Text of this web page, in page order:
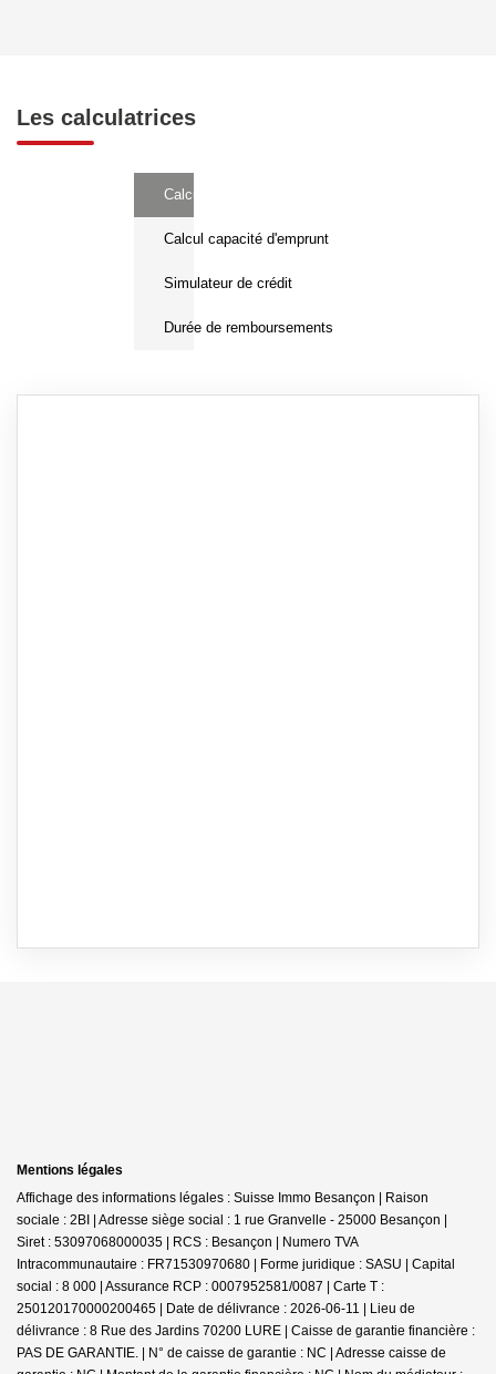
Les calculatrices
Calcul Frais de notaire
Calcul capacité d'emprunt
Simulateur de crédit
Durée de remboursements
Mentions légales
Affichage des informations légales : Suisse Immo Besançon | Raison
sociale : 2BI | Adresse siège social : 1 rue Granvelle - 25000 Besançon |
Siret : 53097068000035 | RCS : Besançon | Numero TVA
Intracommunautaire : FR71530970680 | Forme juridique : SASU | Capital
social : 8 000 | Assurance RCP : 0007952581/0087 | Carte T :
250120170000200465 | Date de délivrance : 2026-06-11 | Lieu de
délivrance : 8 Rue des Jardins 70200 LURE | Caisse de garantie financière :
PAS DE GARANTIE. | N° de caisse de garantie : NC | Adresse caisse de